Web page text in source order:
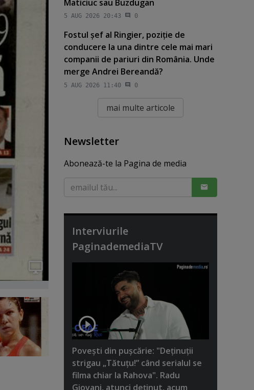
Maticiuc sau Buzdugan
5 AUG 2026 20:43 0
Fostul şef al Ringier, poziţie de
conducere la una dintre cele mai mari
companii de pariuri din România. Unde
merge Andrei Bereandă?
5 AUG 2026 11:40 0
mai multe articole
Newsletter
Abonează-te la Pagina de media
Interviurile
PaginademediaTV
Poveşti din puşcărie: "Deţinuţii
strigau „Tătuţu!” când serialul se
filma chiar la Rahova". Radu
Giovani, atunci deţinut, acum